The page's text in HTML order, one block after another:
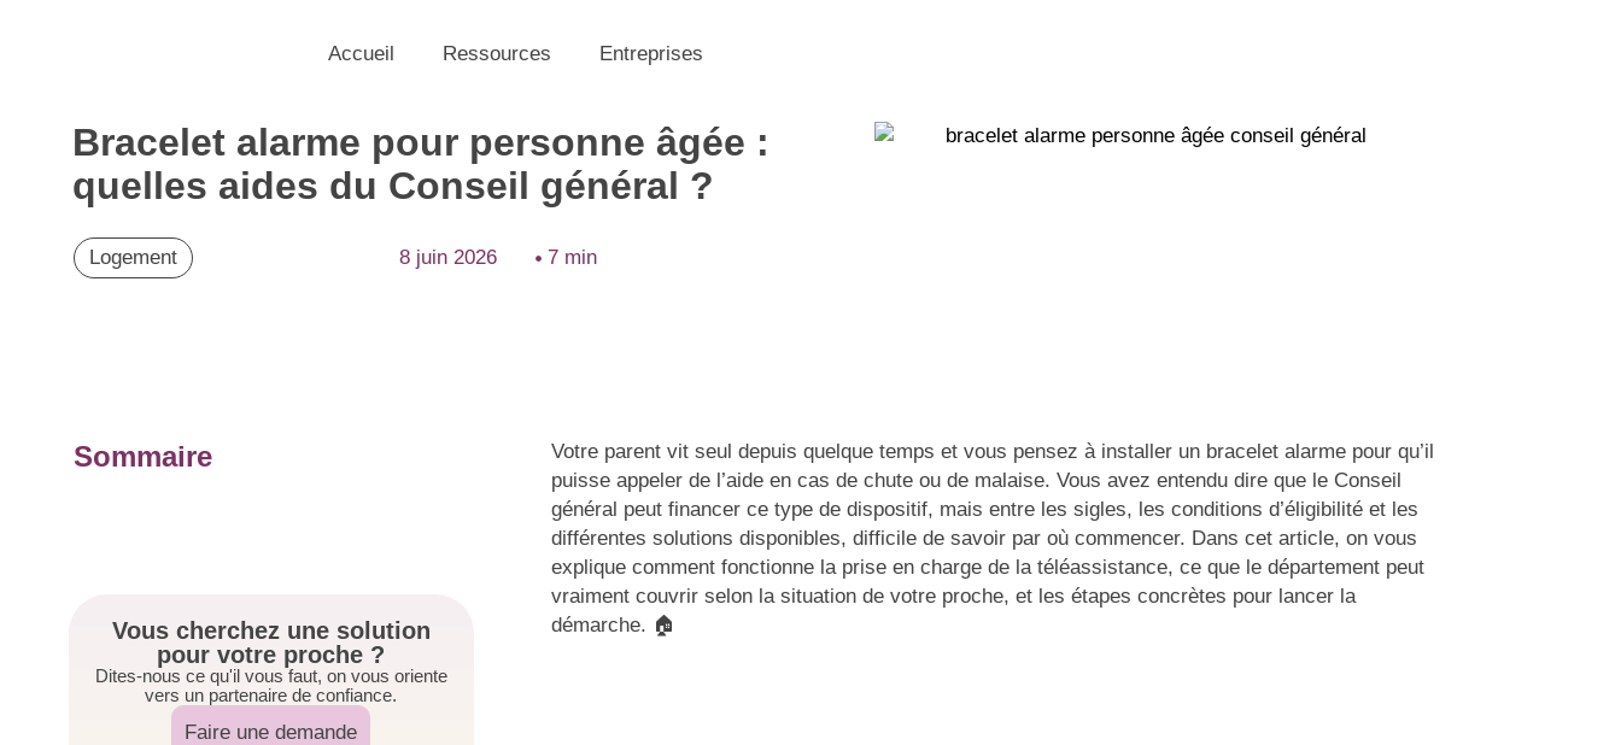
Accueil Ressources Entreprises
Bracelet alarme pour personne âgée :
quelles aides du Conseil général ?
Logement 8 juin 2026 7 min
Sommaire
Vous cherchez une solution
pour votre proche ?
Dites-nous ce qu'il vous faut, on vous oriente
vers un partenaire de confiance.
Faire une demande
Votre parent vit seul depuis quelque temps et vous pensez à installer un bracelet alarme pour qu’il
puisse appeler de l’aide en cas de chute ou de malaise. Vous avez entendu dire que le Conseil
général peut financer ce type de dispositif, mais entre les sigles, les conditions d’éligibilité et les
différentes solutions disponibles, difficile de savoir par où commencer. Dans cet article, on vous
explique comment fonctionne la prise en charge de la téléassistance, ce que le département peut
vraiment couvrir selon la situation de votre proche, et les étapes concrètes pour lancer la
démarche. 🏠